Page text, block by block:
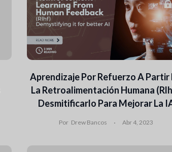
Aprendizaje Por Refuerzo A Partir
La Retroalimentación Humana
Desmitificarlo Para Mejorar La
Por Drew Bancos Abr 4, 2023